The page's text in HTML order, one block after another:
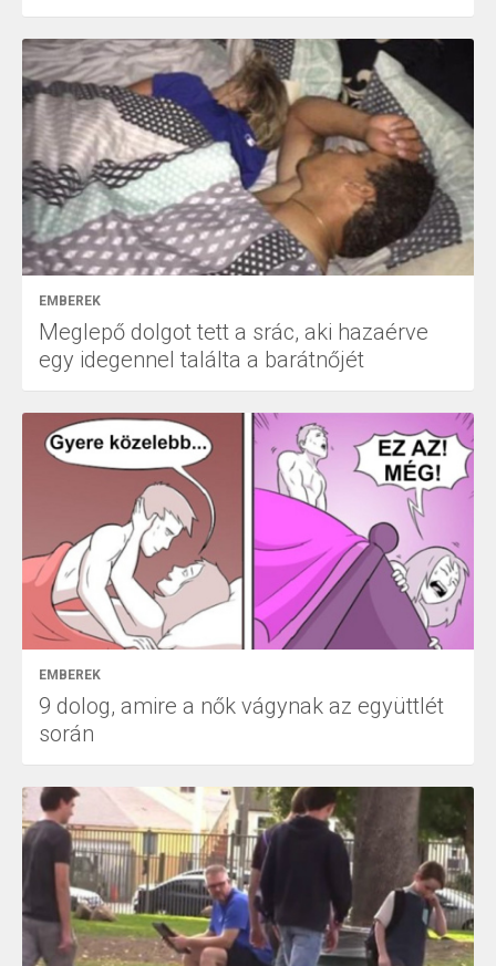
EMBEREK
Meglepő dolgot tett a srác, aki hazaérve
egy idegennel találta a barátnőjét
EMBEREK
9 dolog, amire a nők vágynak az együttlét
során